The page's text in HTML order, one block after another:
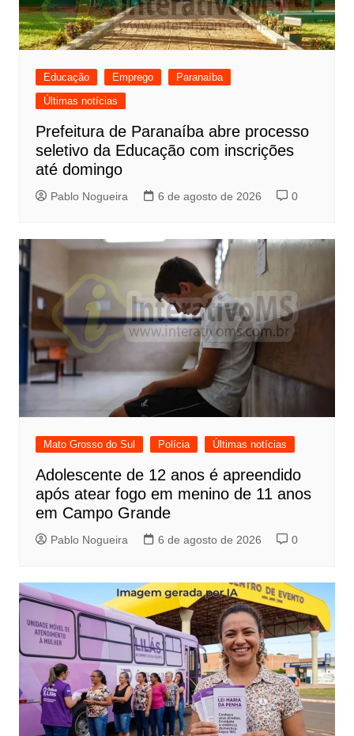
Educação Emprego
Paranaíba
Últimas notícias
Prefeitura de Paranaíba abre processo
seletivo da Educação com inscrições
até domingo
Pablo Nogueira 6 de agosto de 2026 0
Mato Grosso do Sul Polícia Últimas notícias
Adolescente de 12 anos é apreendido
após atear fogo em menino de 11 anos
em Campo Grande
Pablo Nogueira 6 de agosto de 2026 0